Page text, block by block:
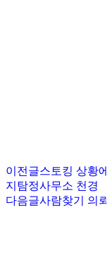
이전글스토킹 상황
지탐정사무소 천경
다음글사람찾기 의